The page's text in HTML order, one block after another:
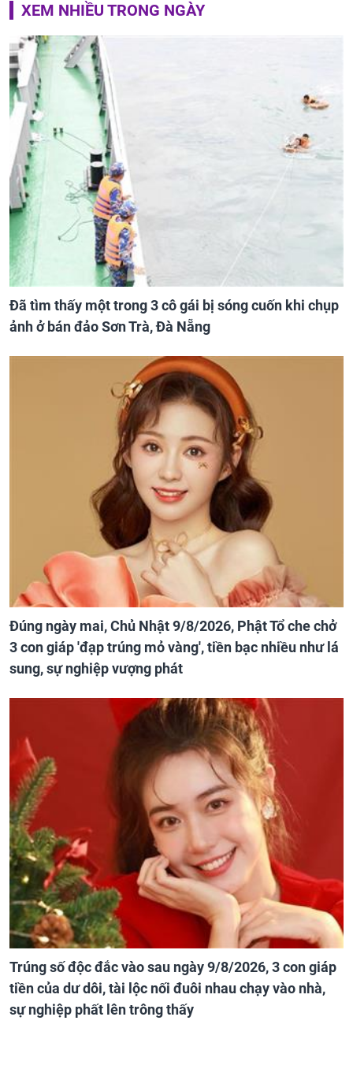
XEM NHIỀU TRONG NGÀY
Đã tìm thấy một trong 3 cô gái bị sóng cuốn khi chụp
ảnh ở bán đảo Sơn Trà, Đà Nẵng
Đúng ngày mai, Chủ Nhật 9/8/2026, Phật Tổ che chở
3 con giáp 'đạp trúng mỏ vàng', tiền bạc nhiều như lá
sung, sự nghiệp vượng phát
Trúng số độc đắc vào sau ngày 9/8/2026, 3 con giáp
tiền của dư dôi, tài lộc nối đuôi nhau chạy vào nhà,
sự nghiệp phất lên trông thấy